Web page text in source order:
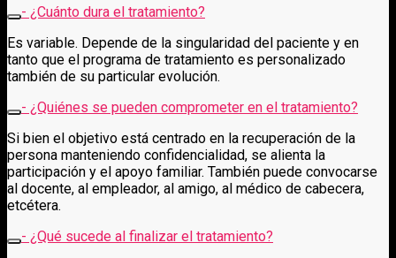
- ¿Cuánto dura el tratamiento?
Es variable. Depende de la singularidad del paciente y en
tanto que el programa de tratamiento es personalizado
también de su particular evolución.
- ¿Quiénes se pueden comprometer en el tratamiento?
Si bien el objetivo está centrado en la recuperación de la
persona manteniendo confidencialidad, se alienta la
participación y el apoyo familiar. También puede convocarse
al docente, al empleador, al amigo, al médico de cabecera,
etcétera.
- ¿Qué sucede al finalizar el tratamiento?